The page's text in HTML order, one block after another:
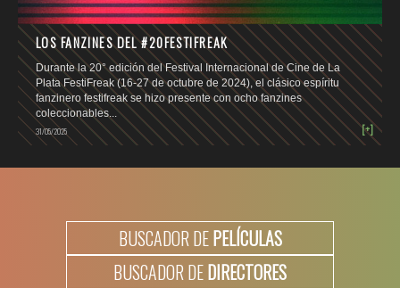
LOS FANZINES DEL #20FESTIFREAK
Durante la 20° edición del Festival Internacional de Cine de La
Plata FestiFreak (16-27 de octubre de 2024), el clásico espíritu
fanzinero festifreak se hizo presente con ocho fanzines
coleccionables...
[+]
31/05/2025
BUSCADOR DEPELÍCULAS
BUSCADOR DEDIRECTORES